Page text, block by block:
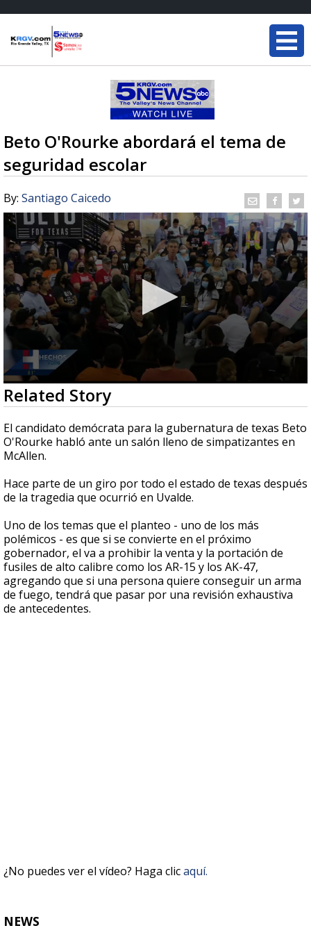
Beto O'Rourke abordará el tema de
seguridad escolar
By: Santiago Caicedo
0
seconds
of
1
minute,
43
seconds
Related Story
El candidato demócrata para la gubernatura de texas Beto
O'Rourke habló ante un salón lleno de simpatizantes en
McAllen.
Hace parte de un giro por todo el estado de texas después
de la tragedia que ocurrió en Uvalde.
Uno de los temas que el planteo - uno de los más
polémicos - es que si se convierte en el próximo
gobernador, el va a prohibir la venta y la portación de
fusiles de alto calibre como los AR-15 y los AK-47,
agregando que si una persona quiere conseguir un arma
de fuego, tendrá que pasar por una revisión exhaustiva
de antecedentes.
¿No puedes ver el vídeo? Haga clicaquí.
NEWS